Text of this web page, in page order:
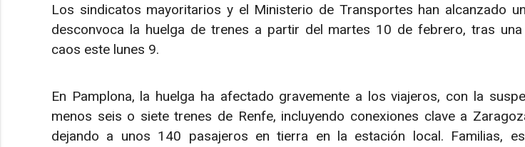
Los sindicatos mayoritarios y el Ministerio de Transportes han alcanzado
desconvoca la huelga de trenes a partir del martes 10 de febrero, tras
caos este lunes 9.
En Pamplona, la huelga ha afectado gravemente a los viajeros, con la
menos seis o siete trenes de Renfe, incluyendo conexiones clave a
dejando a unos 140 pasajeros en tierra en la estación local. Familias,